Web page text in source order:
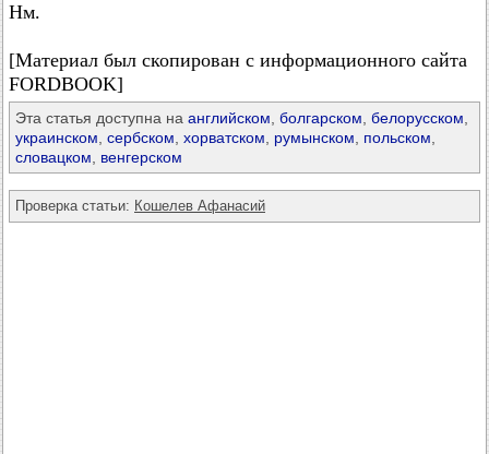
Нм.
[Материал был скопирован с информационного сайта
FORDBOOK]
Эта статья доступна на английском болгарском белорусском
украинском сербском хорватском румынском польском
словацком
венгерском
Проверка статьи: Кошелев Афанасий